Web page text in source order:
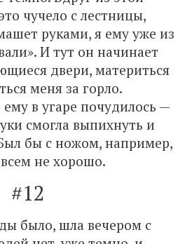
чучело с лестницы,
руками, я ему уже из
И тут он начинает
двери, материться
меня за горло.
в угаре почудилось —
смогла выпихнуть и
бы с ножом, например,
не хорошо.
#12
было, шла вечером с